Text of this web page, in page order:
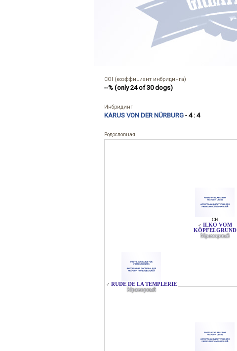
COI (коэффициент инбридинга)
--% (only 24 of 30 dogs)
Инбридинг
KARUS VON DER NÜRBURG - 4 : 4
Родословная
♂ RUDE DE LA TEMPLERIE
Мраморный
CH
♂ ILKO VOM
KÖPFELGRUND
Мраморный